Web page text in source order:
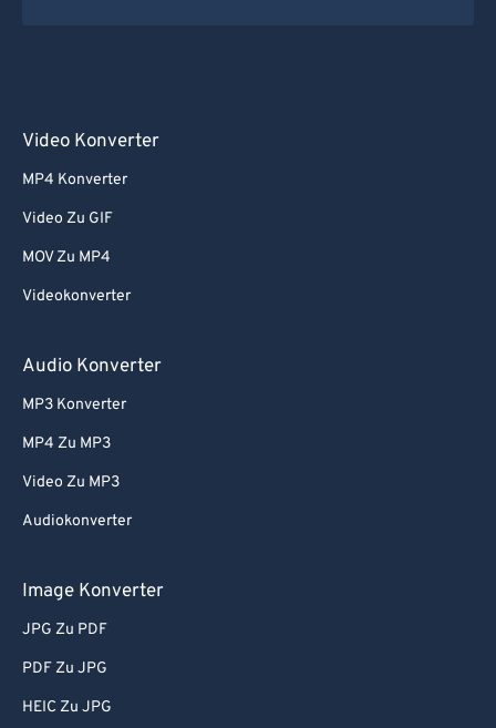
Video Konverter
MP4 Konverter
Video Zu GIF
MOV Zu MP4
Videokonverter
Audio Konverter
MP3 Konverter
MP4 Zu MP3
Video Zu MP3
Audiokonverter
Image Konverter
JPG Zu PDF
PDF Zu JPG
HEIC Zu JPG